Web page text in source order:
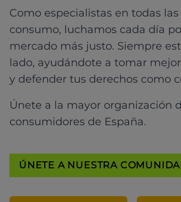
Como especialistas en todas las
consumo, luchamos cada día
mercado más justo. Siempre
lado, ayudándote a tomar
y defender tus derechos como
Únete a la mayor organización
consumidores de España.
ÚNETE A NUESTRA